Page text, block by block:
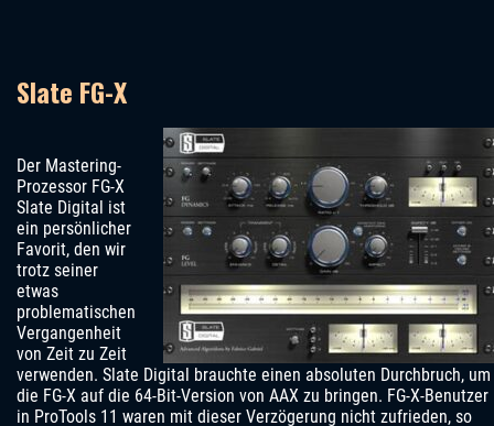
Slate FG-X
Der Mastering-
Prozessor FG-X
Slate Digital ist
ein persönlicher
Favorit, den wir
trotz seiner
etwas
problematischen
Vergangenheit
von Zeit zu Zeit
verwenden. Slate Digital brauchte einen absoluten Durchbruch, um
die FG-X auf die 64-Bit-Version von AAX zu bringen. FG-X-Benutzer
in ProTools 11 waren mit dieser Verzögerung nicht zufrieden, so